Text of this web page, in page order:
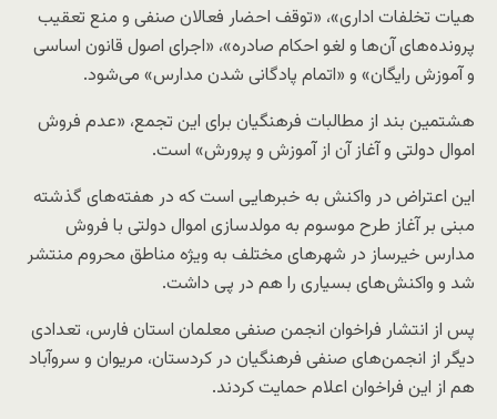
هیات تخلفات اداری»، «توقف احضار فعالان صنفی و منع تعقیب
پرونده‌های آن‌‌ها و لغو احکام صادره»، «اجرای اصول قانون اساسی
و آموزش رایگان» و «اتمام پادگانی شدن مدارس» می‌شود.
هشتمین بند از مطالبات فرهنگیان برای این تجمع، «عدم فروش
اموال دولتی و آغاز آن از آموزش و پرورش» است.
این اعتراض در واکنش به خبرهایی است که در هفته‌های گذشته
مبنی بر آغاز طرح موسوم به مولدسازی اموال دولتی با فروش
مدارس خیرساز در شهرهای مختلف به ویژه مناطق محروم منتشر
شد و واکنش‌های بسیاری را هم در پی داشت.
پس از انتشار فراخوان انجمن صنفی معلمان استان فارس، تعدادی
دیگر از انجمن‌های صنفی فرهنگیان در کردستان، مریوان و سروآباد
هم از این فراخوان اعلام حمایت کردند.